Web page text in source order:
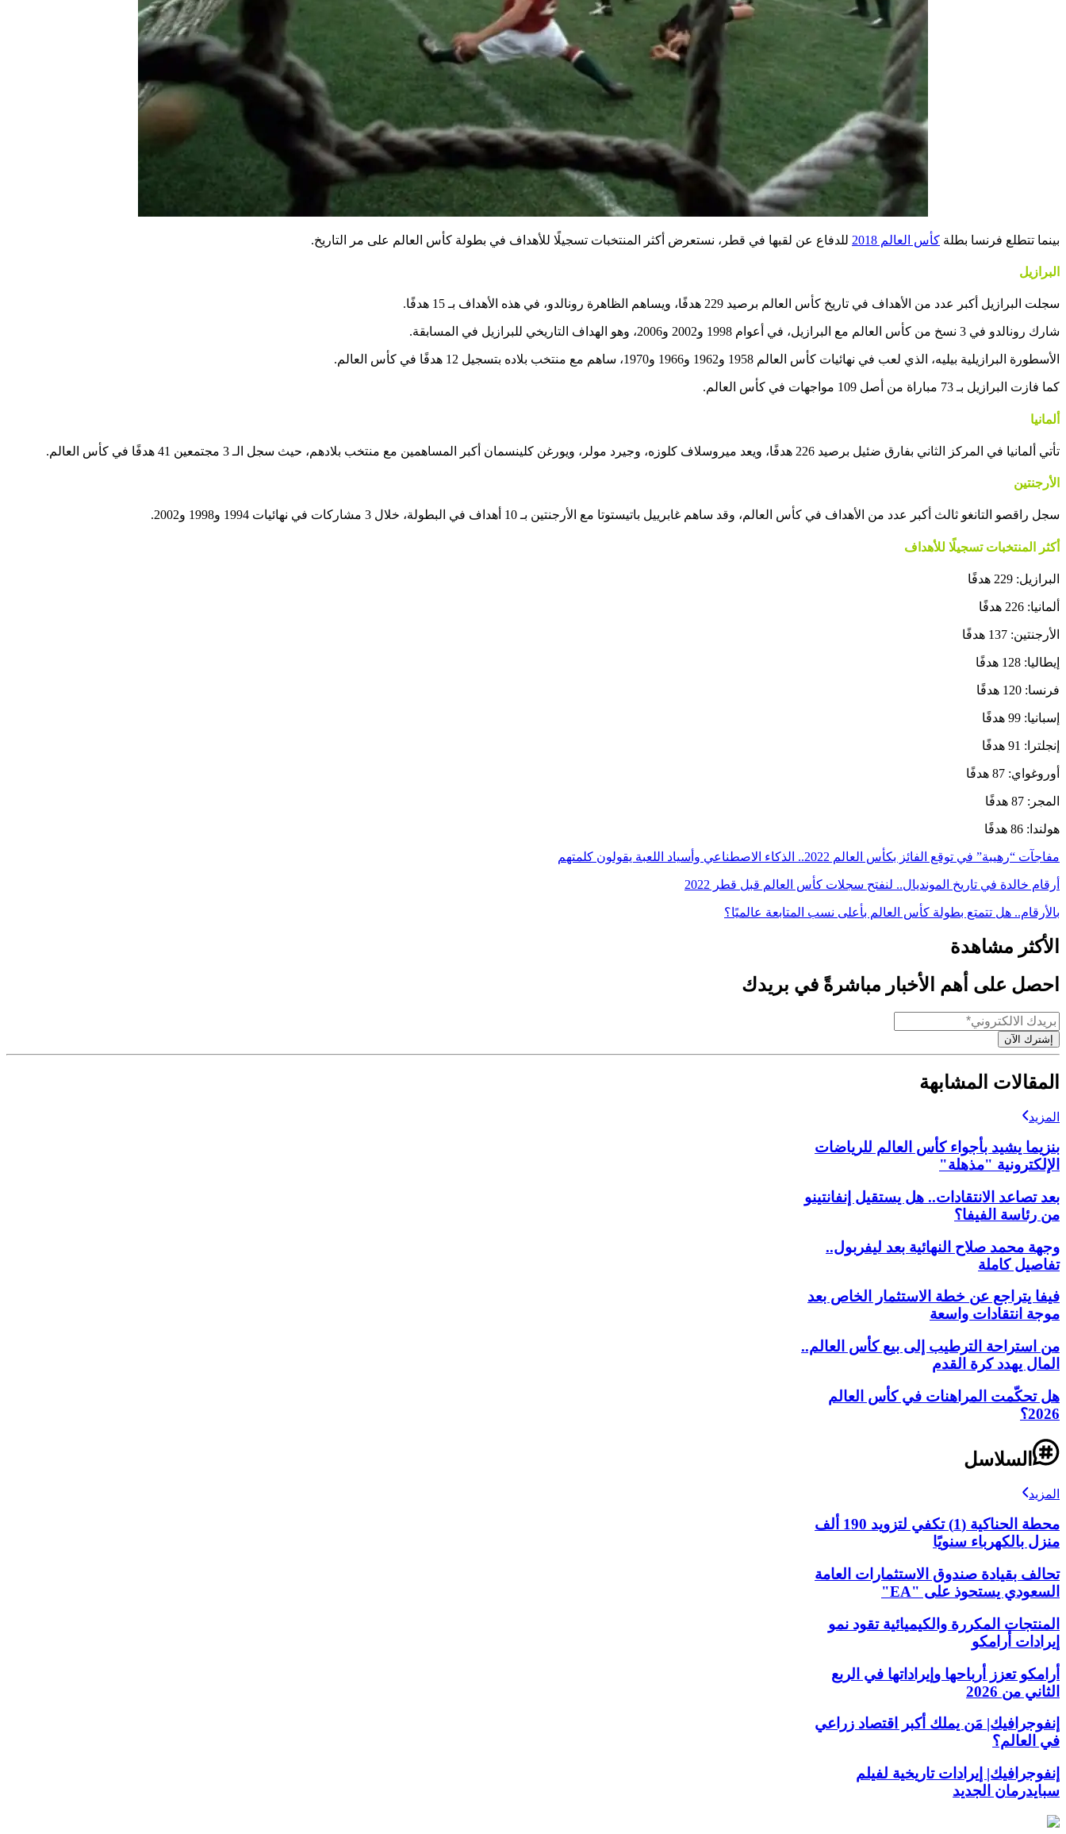
بينما تتطلع فرنسا بطلة كأس العالم 2018 للدفاع عن لقبها في قطر، نستعرض أكثر المنتخبات تسجيلًا للأهداف في بطولة كأس العالم على مر التاريخ.
البرازيل
سجلت البرازيل أكبر عدد من الأهداف في تاريخ كأس العالم برصيد 229 هدفًا، ويساهم الظاهرة رونالدو، في هذه الأهداف بـ 15 هدفًا.
شارك رونالدو في 3 نسخ من كأس العالم مع البرازيل، في أعوام 1998 و2002 و2006، وهو الهداف التاريخي للبرازيل في المسابقة.
الأسطورة البرازيلية بيليه، الذي لعب في نهائيات كأس العالم 1958 و1962 و1966 و1970، ساهم مع منتخب بلاده بتسجيل 12 هدفًا في كأس العالم.
كما فازت البرازيل بـ 73 مباراة من أصل 109 مواجهات في كأس العالم.
ألمانيا
تأتي ألمانيا في المركز الثاني بفارق ضئيل برصيد 226 هدفًا، ويعد ميروسلاف كلوزه، وجيرد مولر، ويورغن كلينسمان أكبر المساهمين مع منتخب بلادهم، حيث سجل الـ 3 مجتمعين 41 هدفًا في كأس العالم.
الأرجنتين
سجل راقصو التانغو ثالث أكبر عدد من الأهداف في كأس العالم، وقد ساهم غابرييل باتيستوتا مع الأرجنتين بـ 10 أهداف في البطولة، خلال 3 مشاركات في نهائيات 1994 و1998 و2002.
أكثر المنتخبات تسجيلًا للأهداف
البرازيل: 229 هدفًا
ألمانيا: 226 هدفًا
الأرجنتين: 137 هدفًا
إيطاليا: 128 هدفًا
فرنسا: 120 هدفًا
إسبانيا: 99 هدفًا
إنجلترا: 91 هدفًا
أوروغواي: 87 هدفًا
المجر: 87 هدفًا
هولندا: 86 هدفًا
مفاجآت “رهيبة” في توقع الفائز بكأس العالم 2022.. الذكاء الاصطناعي وأسياد اللعبة يقولون كلمتهم
أرقام خالدة في تاريخ المونديال.. لنفتح سجلات كأس العالم قبل قطر 2022
بالأرقام.. هل تتمتع بطولة كأس العالم بأعلى نسب المتابعة عالميًا؟
الأكثر مشاهدة
احصل على أهم الأخبار مباشرةً في بريدك
إشترك الآن
المقالات المشابهة
المزيد
بنزيما يشيد بأجواء كأس العالم للرياضات
الإلكترونية "مذهلة"
بعد تصاعد الانتقادات.. هل يستقيل إنفانتينو
من رئاسة الفيفا؟
وجهة محمد صلاح النهائية بعد ليفربول..
تفاصيل كاملة
فيفا يتراجع عن خطة الاستثمار الخاص بعد
موجة انتقادات واسعة
من استراحة الترطيب إلى بيع كأس العالم..
المال يهدد كرة القدم
هل تحكّمت المراهنات في كأس العالم
2026؟
السلاسل
المزيد
محطة الحناكية (1) تكفي لتزويد 190 ألف
منزل بالكهرباء سنويًا
تحالف بقيادة صندوق الاستثمارات العامة
السعودي يستحوذ على "EA"
المنتجات المكررة والكيميائية تقود نمو
إيرادات أرامكو
أرامكو تعزز أرباحها وإيراداتها في الربع
الثاني من 2026
إنفوجرافيك| مَن يملك أكبر اقتصاد زراعي
في العالم؟
إنفوجرافيك| إيرادات تاريخية لفيلم
سبايدرمان الجديد